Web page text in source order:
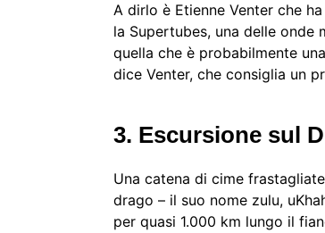
A dirlo è Etienne Venter che
la Supertubes, una delle
quella che è probabilmente
dice Venter, che consiglia un
3. Escursione sul
Una catena di cime
drago – il suo nome zulu,
per quasi 1.000 km lungo il